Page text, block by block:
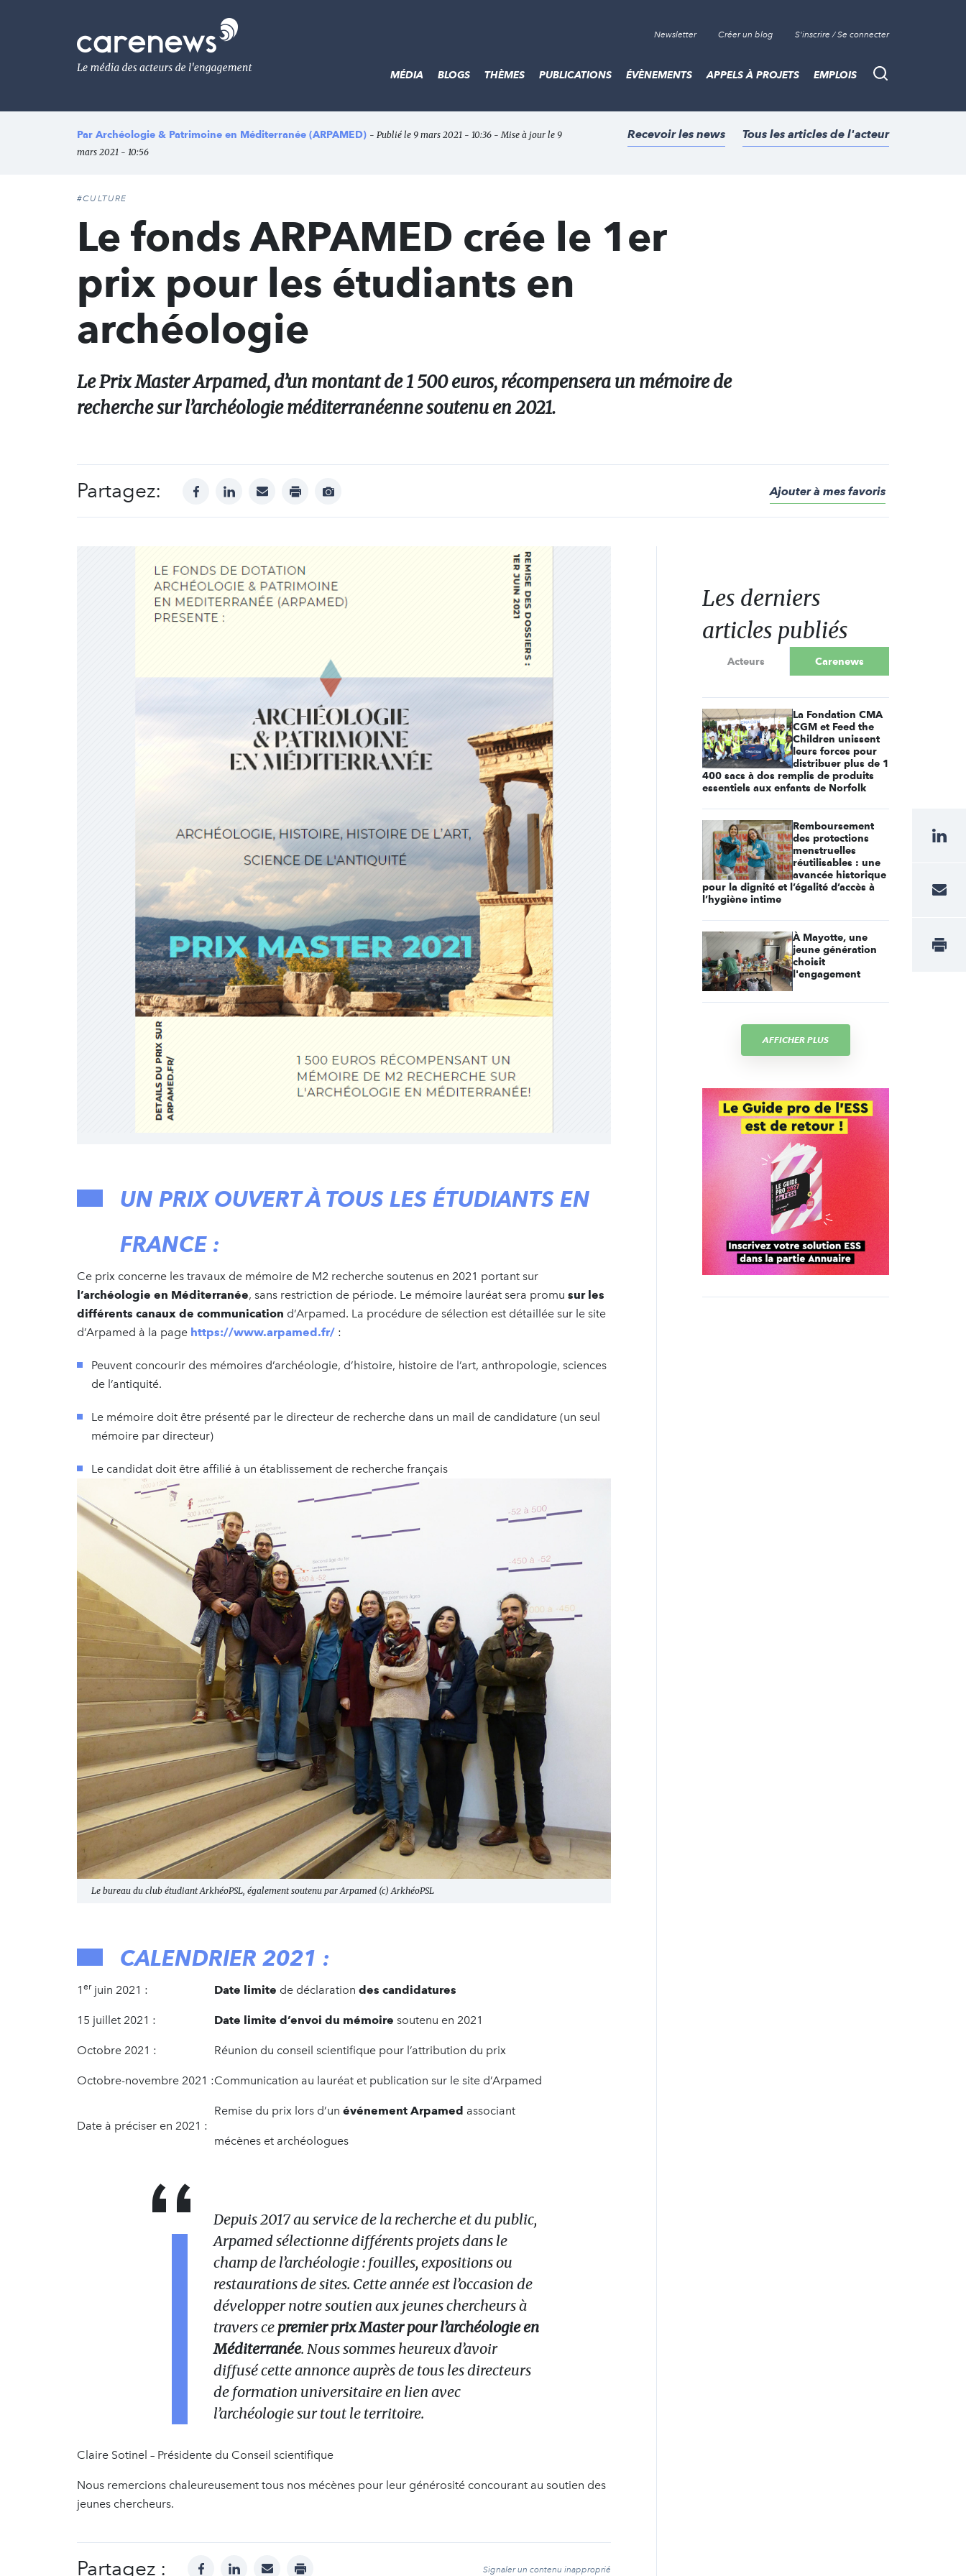
Le
média
de
l'engagement
Newsletter Créer un blog S'inscrire / Se connecter
Recherche
MÉDIA BLOGS THÈMES PUBLICATIONS ÉVÈNEMENTS APPELS À PROJETS EMPLOIS
Par Archéologie & Patrimoine en Méditerranée (ARPAMED) - Publié le 9 mars 2021 - 10:36 - Mise à jour le 9
mars 2021 - 10:56
Recevoir les news Tous les articles de l'acteur
#CULTURE
Le fonds ARPAMED crée le 1er
prix pour les étudiants en
archéologie
Le Prix Master Arpamed, d’un montant de 1 500 euros, récompensera un mémoire de
recherche sur l’archéologie méditerranéenne soutenu en 2021.
Partagez: facebooklinkedinmail print
Afficher
Ajouter à mes favoris
UN PRIX OUVERT À TOUS LES ÉTUDIANTS EN
FRANCE :
Ce prix concerne les travaux de mémoire de M2 recherche soutenus en 2021 portant sur
l’archéologie en Méditerranée, sans restriction de période. Le mémoire lauréat sera promu sur les
différents canaux de communication d’Arpamed. La procédure de sélection est détaillée sur le site
d’Arpamed à la page https://www.arpamed.fr/ :
Peuvent concourir des mémoires d’archéologie, d’histoire, histoire de l’art, anthropologie, sciences
de l’antiquité.
Le mémoire doit être présenté par le directeur de recherche dans un mail de candidature (un seul
mémoire par directeur)
Le candidat doit être affilié à un établissement de recherche français
Le bureau du club étudiant ArkhéoPSL, également soutenu par Arpamed (c) ArkhéoPSL
CALENDRIER 2021 :
1 erjuin 2021 : Date limite de déclaration des candidatures
15 juillet 2021 : Date limite d’envoi du mémoire soutenu en 2021
Octobre 2021 : Réunion du conseil scientifique pour l’attribution du prix
Octobre-novembre 2021 :Communication au lauréat et publication sur le site d’Arpamed
Date à préciser en 2021 :
Remise du prix lors d’un événement Arpamed associant
mécènes et archéologues
Depuis 2017 au service de la recherche et du public,
Arpamed sélectionne différents projets dans le
champ de l’archéologie : fouilles, expositions ou
restaurations de sites. Cette année est l’occasion de
développer notre soutien aux jeunes chercheurs à
travers ce premier prix Master pour l’archéologie en
Méditerranée. Nous sommes heureux d’avoir
diffusé cette annonce auprès de tous les directeurs
de formation universitaire en lien avec
l’archéologie sur tout le territoire.
Claire Sotinel – Présidente du Conseil scientifique
Nous remercions chaleureusement tous nos mécènes pour leur générosité concourant au soutien des
jeunes chercheurs.
Partagez : facebooklinkedinmail print Signaler un contenu inapproprié
Les derniers
articles publiés
Acteurs Carenews
La Fondation CMA
CGM et Feed the
Children unissent
leurs forces pour
distribuer plus de 1
400 sacs à dos remplis de produits
essentiels aux enfants de Norfolk
Remboursement
des protections
menstruelles
réutilisables : une
avancée historique
pour la dignité et l’égalité d’accès à
l’hygiène intime
À Mayotte, une
jeune génération
choisit
l'engagement
AFFICHER PLUS